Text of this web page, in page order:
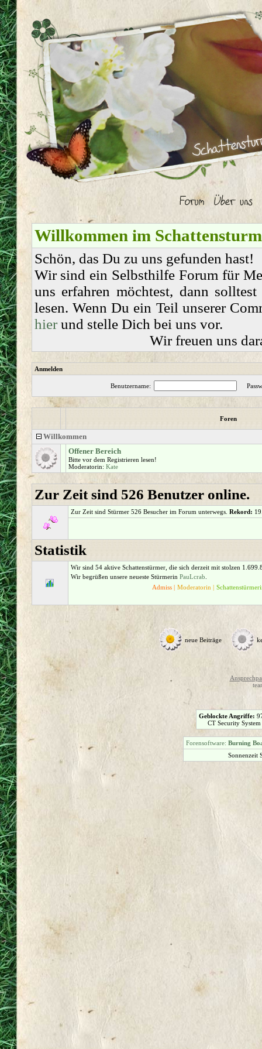
Willkommen im
Schön, das Du zu uns gefunden hast!
Wir sind ein Selbsthilfe Forum für
uns erfahren möchtest, dann
lesen. Wenn Du ein Teil unserer
hierund stelle Dich bei uns vor.
Wir freuen uns
Anmelden
Benutzername:
Foren
Willkommen
Offener Bereich
Bitte vor dem Registrieren lesen!
Moderatorin: Kate
Zur Zeit sind 526 Benutzer online.
Zur Zeit sind Stürmer 526 Besucher im Forum unterwegs. Rekord:
Statistik
Wir sind 54 aktive Schattenstürmer, die sich derzeit mit stolzen
Wir begrüßen unsere neueste Stürmerin PauLcrab
Admiss | Moderatorin |
neue Beiträge
Geblockte Angriffe:
CT Security
Forensoftware: Burning
Sonnenzeit